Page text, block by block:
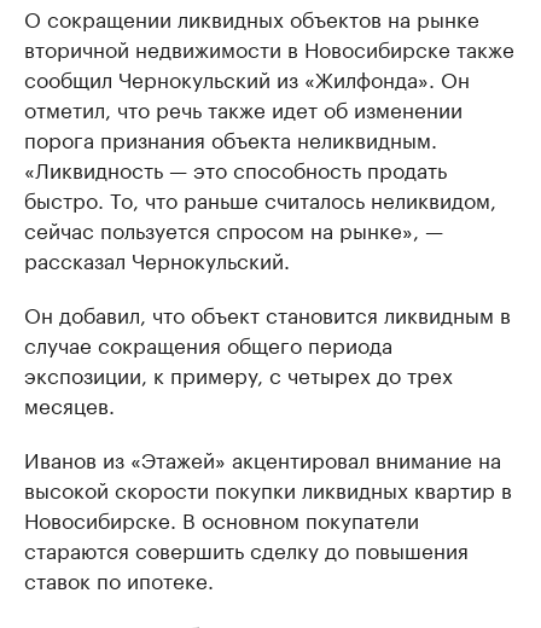
О сокращении ликвидных объектов на рынке
вторичной недвижимости в Новосибирске также
сообщил Чернокульский из «Жилфонда». Он
отметил, что речь также идет об изменении
порога признания объекта неликвидным.
«Ликвидность — это способность продать
быстро. То, что раньше считалось неликвидом,
сейчас пользуется спросом на рынке», —
рассказал Чернокульский.
Он добавил, что объект становится ликвидным в
случае сокращения общего периода
экспозиции, к примеру, с четырех до трех
месяцев.
Иванов из «Этажей» акцентировал внимание на
высокой скорости покупки ликвидных квартир в
Новосибирске. В основном покупатели
стараются совершить сделку до повышения
ставок по ипотеке.